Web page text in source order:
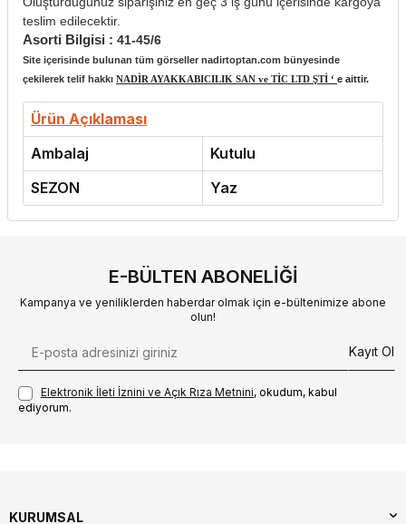
teslim edilecektir.
Asorti Bilgisi : 41-45/6
Site içerisinde bulunan tüm görseller nadirtoptan.com bünyesinde
çekilerek telif hakkı NADİR AYAKKABICILIK SAN ve TİC LTD ŞTİ ‘ e aittir.
Ürün Açıklaması
Ambalaj
Kutulu
SEZON
Yaz
E-BÜLTEN ABONELIĞI
Kampanya ve yeniliklerden haberdar olmak için e-bültenimize abone
olun!
Kayıt Ol
Elektronik İleti İzni‌ni ve Açık Rıza Metni‌ni, okudum, kabul
ediyorum.
KURUMSAL